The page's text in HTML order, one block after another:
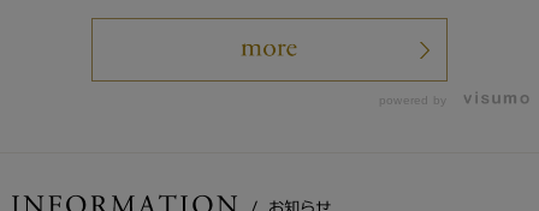
powered by